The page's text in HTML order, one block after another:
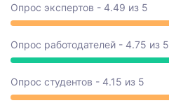
Опрос экспертов - 4.49 из 5
Опрос работодателей - 4.75 из 5
Опрос студентов - 4.15 из 5